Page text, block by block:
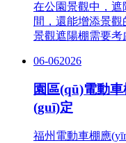
在公園景觀中，
間，還能增添
景觀遮陽棚需要考
06-062026
園區(qū)電動
(guī)定
福州電動車棚應(yīng)